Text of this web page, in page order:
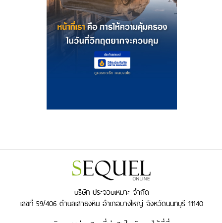
บริษัท ประจวบเหมาะ จำกัด
เลขที่ 59/406 ตำบลเสาธงหิน อำเภอบางใหญ่ จังหวัดนนทบุรี 11140